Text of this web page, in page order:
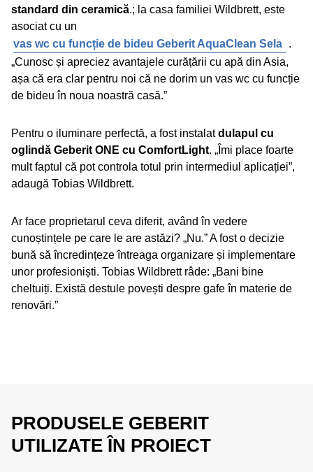
standard din ceramică.; la casa familiei Wildbrett, este
asociat cu un
vas wc cu funcție de bideu Geberit AquaClean Sela .
„Cunosc și apreciez avantajele curățării cu apă din Asia,
așa că era clar pentru noi că ne dorim un vas wc cu funcție
de bideu în noua noastră casă.”
Pentru o iluminare perfectă, a fost instalatdulapul cu
oglindă Geberit ONE cu ComfortLight. „Îmi place foarte
mult faptul că pot controla totul prin intermediul aplicației”,
adaugă Tobias Wildbrett.
Ar face proprietarul ceva diferit, având în vedere
cunoștințele pe care le are astăzi? „Nu.” A fost o decizie
bună să încredințeze întreaga organizare și implementare
unor profesioniști. Tobias Wildbrett râde: „Bani bine
cheltuiți. Există destule povești despre gafe în materie de
renovări.”
PRODUSELE GEBERIT
UTILIZATE ÎN PROIECT